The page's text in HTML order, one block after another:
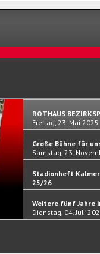
ROTHAUS
Freitag, 23. Mai 2025
Große Bühne für
Samstag, 23.
Stadionheft
25/26
Samstag, 30.
Weitere fünf Jahre
Dienstag, 04. Juli